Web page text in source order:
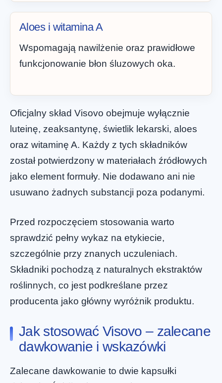
Aloes i witamina A
Wspomagają nawilżenie oraz prawidłowe
funkcjonowanie błon śluzowych oka.
Oficjalny skład Visovo obejmuje wyłącznie
luteinę, zeaksantynę, świetlik lekarski, aloes
oraz witaminę A. Każdy z tych składników
został potwierdzony w materiałach źródłowych
jako element formuły. Nie dodawano ani nie
usuwano żadnych substancji poza podanymi.
Przed rozpoczęciem stosowania warto
sprawdzić pełny wykaz na etykiecie,
szczególnie przy znanych uczuleniach.
Składniki pochodzą z naturalnych ekstraktów
roślinnych, co jest podkreślane przez
producenta jako główny wyróżnik produktu.
Jak stosować Visovo – zalecane
dawkowanie i wskazówki
Zalecane dawkowanie to dwie kapsułki